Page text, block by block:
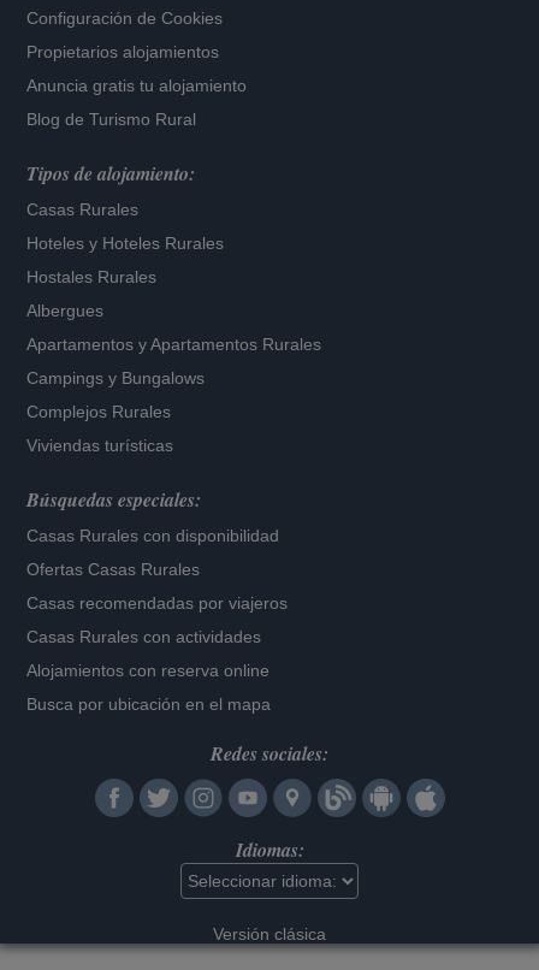
Configuración de Cookies
Propietarios alojamientos
Anuncia gratis tu alojamiento
Blog de Turismo Rural
Tipos de alojamiento:
Casas Rurales
Hoteles y Hoteles Rurales
Hostales Rurales
Albergues
Apartamentos yApartamentos Rurales
Campings y Bungalows
Complejos Rurales
Viviendas turísticas
Búsquedas especiales:
Casas Rurales con disponibilidad
Ofertas Casas Rurales
Casas recomendadas por viajeros
Casas Rurales con actividades
Alojamientos con reserva online
Busca por ubicación en el mapa
Redes sociales:
Idiomas:
Versión clásica